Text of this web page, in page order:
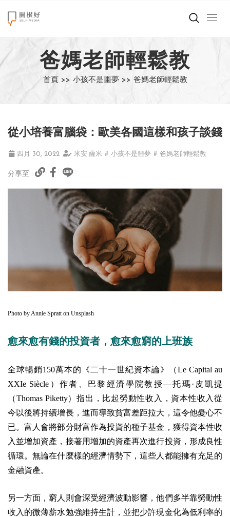
來點正能量
世界在想什麼
創造美好生活
影片專區
關於我們
爸媽老師輕鬆教
首頁 >> 小孩不是噩夢 >> 爸媽老師輕鬆教
從小培養富腦袋：歐美各國這樣和孩子談錢
四月 30, 2022 米安·薩米 # 小孩不是噩夢 # 爸媽老師輕鬆教
分享至 :
Photo byAnnie Spratton Unsplash
愈來愈有錢的投資者，愈來愈窮的上班族
全球暢銷150萬本的《二十一世紀資本論》（Le Capital au
XXIe Siècle）作者、巴黎經濟學院教授—托瑪·皮凱提
（Thomas Piketty）指出，比起勞動性收入，資本性收入從
今以後將持續增長，進而導致貧富差距拉大，這令他憂心不
已。富人會將部分財富作為投資的種子基金，獲得資本性收
入並增加資產，接著用增加的資產再次進行投資，形成良性
循環。無論在什麼樣的經濟情勢下，這些人都能擁有充足的
金融資產。
另一方面，窮人則會深受經濟波動影響，他們多半靠勞動性
收入的微薄薪水勉強維持生計，並把少許現金化為低利率的